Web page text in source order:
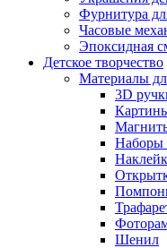
Фурнитура
Часовые
Эпоксидная
Детское творчество
Материалы
3D
Наборы
Шенил